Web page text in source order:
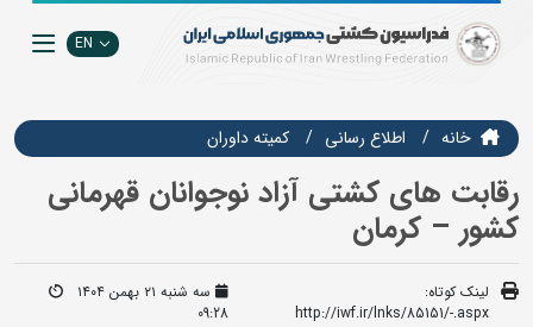
EN
خانه اطلاع رسانی کمیته داوران
رقابت های کشتی آزاد نوجوانان قهرمانی
کشور – کرمان
لینک کوتاه:
http://iwf.ir/lnks/85151/-.aspx
سه شنبه ۲۱ بهمن ۱۴۰۴
09:28